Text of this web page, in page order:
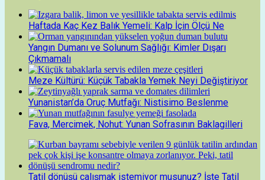
Haftada Kaç Kez Balık Yemeli: Kalp İçin Ölçü Ne
Yangın Dumanı ve Solunum Sağlığı: Kimler Dışarı
Çıkmamalı
Meze Kültürü: Küçük Tabakla Yemek Neyi Değiştiriyor
Yunanistan’da Oruç Mutfağı: Nistisimo Beslenme
Fava, Mercimek, Nohut: Yunan Sofrasının Baklagilleri
Tatil dönüşü çalışmak istemiyor musunuz? İşte Tatil